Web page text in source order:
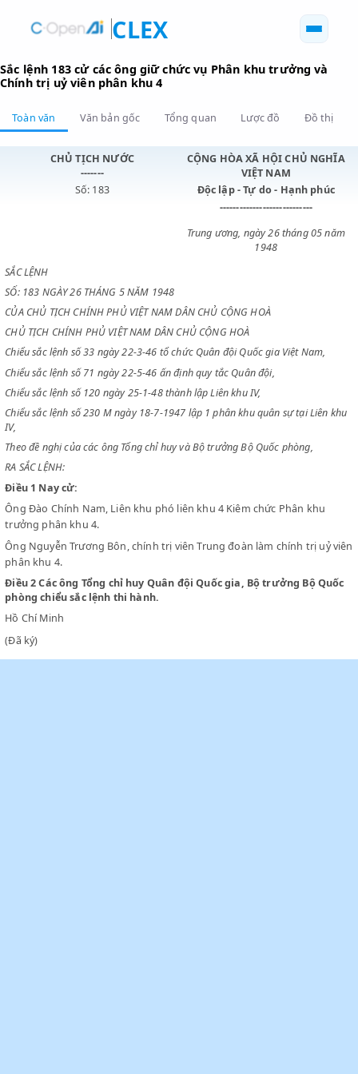
CLEX
Sắc lệnh 183 cử các ông giữ chức vụ Phân khu trưởng
Chính trị uỷ viên phân khu 4
Toàn văn
CHỦ TỊCH NƯỚC
-------
CỘNG HÒA XÃ HỘI CHỦ
VIỆT NAM
Độc lập - Tự do - Hạnh
----------------------------
SẮC LỆNH
SỐ: 183 NGÀY 26 THÁNG 5 NĂM 1948
CỦA CHỦ TỊCH CHÍNH PHỦ VIỆT NAM DÂN CHỦ CỘNG HOÀ
CHỦ TỊCH CHÍNH PHỦ VIỆT NAM DÂN CHỦ CỘNG HOÀ
Chiểu sắc lệnh số 33 ngày 22-3-46 tổ chức Quân đội Quốc gia Việt
Chiểu sắc lệnh số 71 ngày 22-5-46 ấn định quy tắc Quân đội,
Chiểu sắc lệnh số 120 ngày 25-1-48 thành lập Liên khu IV,
Chiểu sắc lệnh số 230 M ngày 18-7-1947 lập 1 phân khu quân sự tại
IV,
Theo đề nghị của các ông Tổng chỉ huy và Bộ trưởng Bộ Quốc phòng,
RA SẮC LỆNH:
Điều 1Nay cử:
Ông Đào Chính Nam, Liên khu phó liên khu 4 Kiêm chức Phân
trưởng phân khu 4.
Ông Nguyễn Trương Bôn, chính trị viên Trung đoàn làm chính trị
phân khu 4.
Điều 2
phòng chiểu sắc lệnh thi hành.